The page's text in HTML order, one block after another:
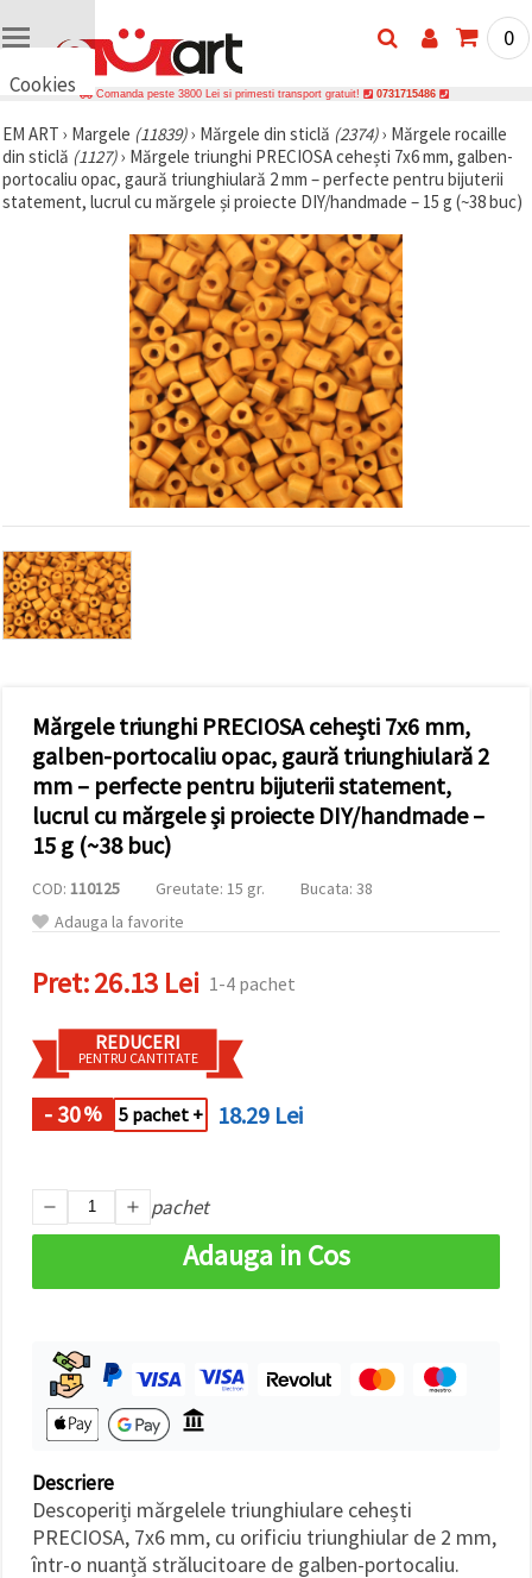
Cookies
vrem să vă
oferim
câteva
cookie -uri.
Cu toate
Puteți fi de
acord să
utilizați
toate
cookie -
vă indicați
preferințele
în setări
selectând
un tip de
cookie -uri
dat și
făcând clic
"Salvați"
toate!
0
Comanda peste 3800 Lei si primesti transport gratuit! 0731715486
EM ART › Margele (11839)› Mărgele din sticlă (2374)› Mărgele rocaille
din sticlă (1127)› Mărgele triunghi PRECIOSA cehești 7x6 mm, galben-
portocaliu opac, gaură triunghiulară 2 mm – perfecte pentru bijuterii
statement, lucrul cu mărgele și proiecte DIY/handmade – 15 g (~38 buc)
Mărgele triunghi PRECIOSA cehești 7x6 mm,
galben-portocaliu opac, gaură triunghiulară 2
mm – perfecte pentru bijuterii statement,
lucrul cu mărgele și proiecte DIY/handmade –
15 g (~38 buc)
COD: 110125 Greutate: 15 gr.
Bucata: 38
Adauga la favorite
Pret:26.13 Lei 1-4 pachet
REDUCERI
PENTRU CANTITATE
- 30% 5 pachet + 18.29 Lei
pachet
Adauga in Cos
Descriere
Descoperiți mărgelele triunghiulare cehești
PRECIOSA, 7x6 mm, cu orificiu triunghiular de 2 mm,
într-o nuanță strălucitoare de galben-portocaliu.